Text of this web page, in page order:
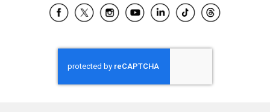
Samsung El Salvador
Samsung Honduras
Samsung Nicaragua
Samsung Panamá